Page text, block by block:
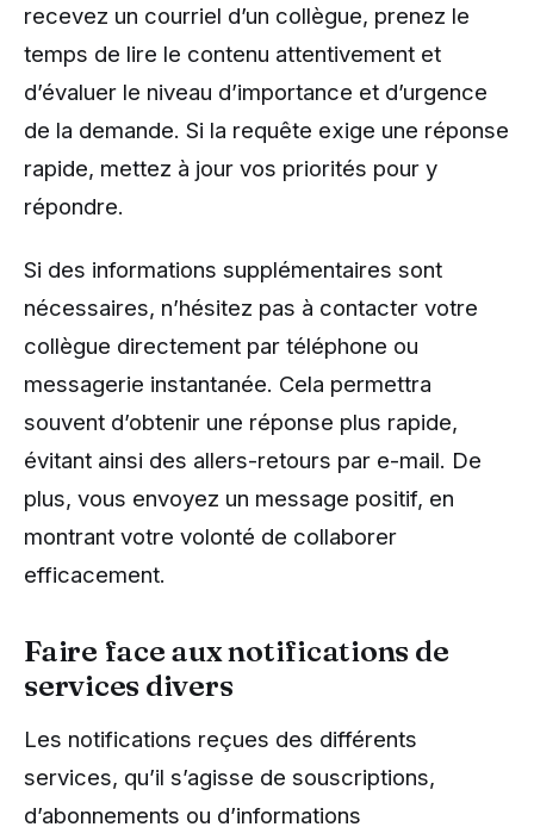
recevez un courriel d’un collègue, prenez le
temps de lire le contenu attentivement et
d’évaluer le niveau d’importance et d’urgence
de la demande. Si la requête exige une réponse
rapide, mettez à jour vos priorités pour y
répondre.
Si des informations supplémentaires sont
nécessaires, n’hésitez pas à contacter votre
collègue directement par téléphone ou
messagerie instantanée. Cela permettra
souvent d’obtenir une réponse plus rapide,
évitant ainsi des allers-retours par e-mail. De
plus, vous envoyez un message positif, en
montrant votre volonté de collaborer
efficacement.
Faire face aux notifications de
services divers
Les notifications reçues des différents
services, qu’il s’agisse de souscriptions,
d’abonnements ou d’informations